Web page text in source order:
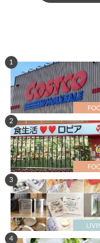
1
2
3
4